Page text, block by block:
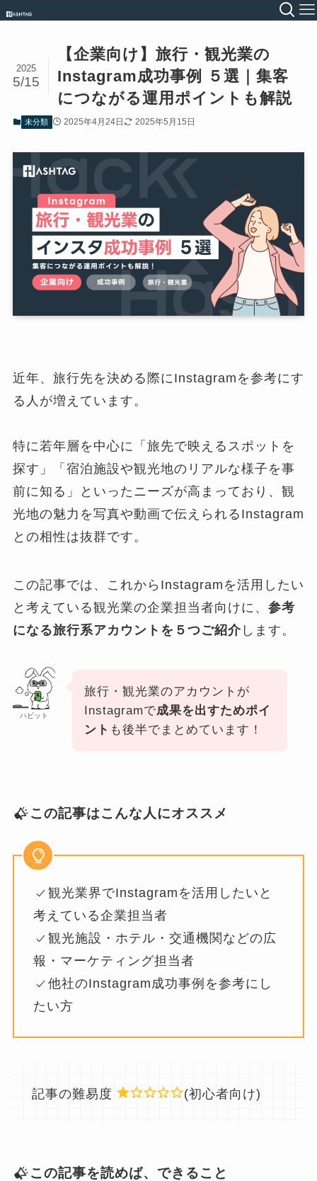
【企業向け】旅行・観光業の
Instagram成功事例 ５選｜集客
につながる運用ポイントも解説
2025
5/15
未分類 2025年4月24日 2025年5月15日
近年、旅行先を決める際にInstagramを参考にす
る人が増えています。
特に若年層を中心に「旅先で映えるスポットを
探す」「宿泊施設や観光地のリアルな様子を事
前に知る」といったニーズが高まっており、観
光地の魅力を写真や動画で伝えられるInstagram
との相性は抜群です。
この記事では、これからInstagramを活用したい
と考えている観光業の企業担当者向けに、 参考
になる旅行系アカウントを５つご紹介します。
ハビット
旅行・観光業のアカウントが
Instagramで成果を出すためポイ
ント も後半でまとめています！
この記事はこんな人にオススメ
観光業界でInstagramを活用したいと
考えている企業担当者
観光施設・ホテル・交通機関などの広
報・マーケティング担当者
他社のInstagram成功事例を参考にし
たい方
記事の難易度 (初心者向け)
この記事を読めば、できること